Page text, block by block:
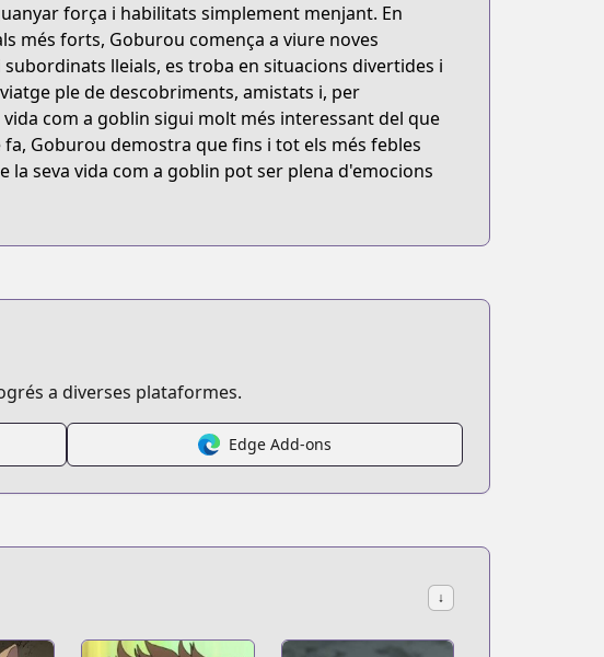
força i habilitats simplement menjant. En
més forts, Goburou comença a viure noves
lleials, es troba en situacions divertides i
ple de descobriments, amistats i, per
com a goblin sigui molt més interessant del que
Goburou demostra que fins i tot els més febles
seva vida com a goblin pot ser plena d'emocions
a diverses plataformes.
Edge Add-ons
↓